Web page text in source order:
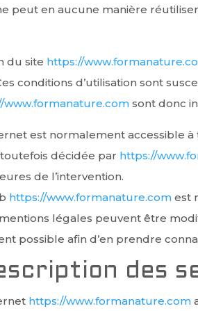
peut en aucune manière
du site https://
conditions d’utilisation sont
www.formanature.com sont donc
est normalement accessible
décidée par https://
de l’intervention.
https://www.formanature.com est
légales peuvent être
possible afin d’en prendre
des
https://www.formanature.com